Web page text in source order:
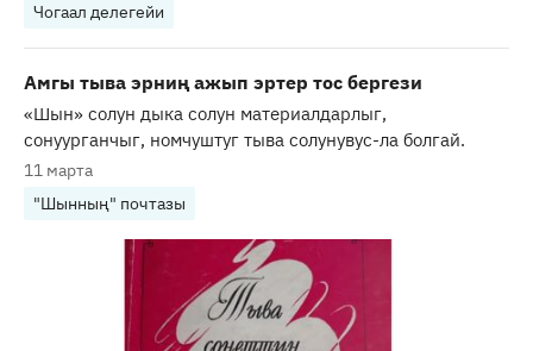
Чогаал делегейи
Амгы тыва эрниң ажып эртер тос бергези
«Шын» солун дыка солун материалдарлыг,
сонуурганчыг, номчуштуг тыва солунувус-ла болгай.
11 марта
"Шынның" почтазы